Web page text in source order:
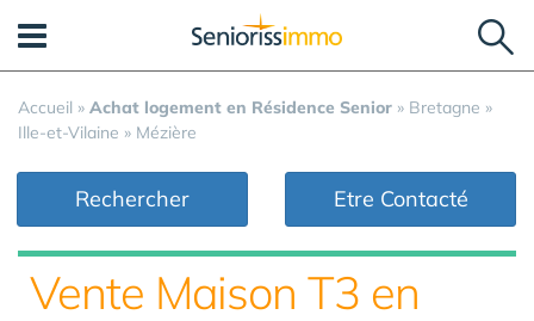
Accueil » Achat logement en Résidence Senior » Bretagne »
Ille-et-Vilaine » Mézière
Rechercher Etre Contacté
Vente Maison T3 en